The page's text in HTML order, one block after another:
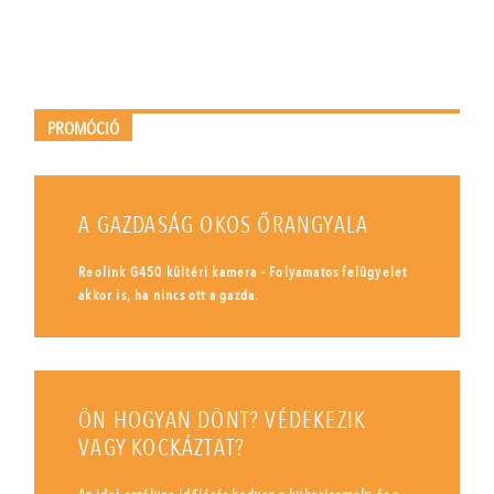
PROMÓCIÓ
A GAZDASÁG OKOS ŐRANGYALA
Reolink G450 kültéri kamera - Folyamatos felügyelet
akkor is, ha nincs ott a gazda.
ÖN HOGYAN DÖNT? VÉDEKEZIK
VAGY KOCKÁZTAT?